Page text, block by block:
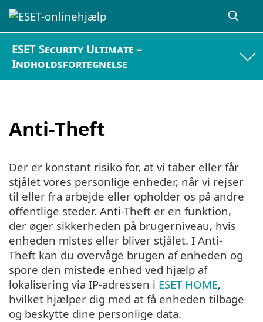
ESET Security Ultimate –
Indholdsfortegnelse
Anti-Theft
Der er konstant risiko for, at vi taber eller får
stjålet vores personlige enheder, når vi rejser
til eller fra arbejde eller opholder os på andre
offentlige steder. Anti-Theft er en funktion,
der øger sikkerheden på brugerniveau, hvis
enheden mistes eller bliver stjålet. I Anti-
Theft kan du overvåge brugen af enheden og
spore den mistede enhed ved hjælp af
lokalisering via IP-adressen i ESET HOME,
hvilket hjælper dig med at få enheden tilbage
og beskytte dine personlige data.